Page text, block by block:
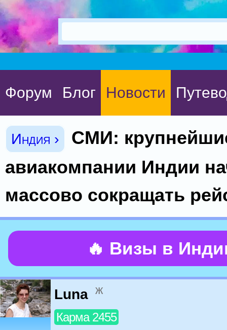
Форум Блог Новости
Индия ›
СМИ:
авиакомпании Индии
массово сокращать
🔥 Визы в
Luna ж
Карма 2455